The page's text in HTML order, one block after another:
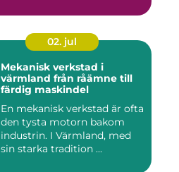
02. jul
Mekanisk verkstad i
värmland från råämne till
färdig maskindel
En mekanisk verkstad är ofta
den tysta motorn bakom
industrin. I Värmland, med
sin starka tradition ...